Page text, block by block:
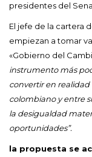
presidentes del
El jefe de la cartera
empiezan a tomar
«Gobierno del
instrumento más
convertir en
colombiano y entre
la desigualdad
oportunidades”.
la propuesta se